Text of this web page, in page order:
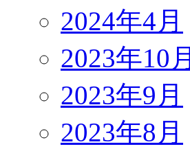
2024年4月
2023年10月
2023年9月
2023年8月